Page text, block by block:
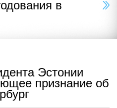
в
Эстонии
признание об